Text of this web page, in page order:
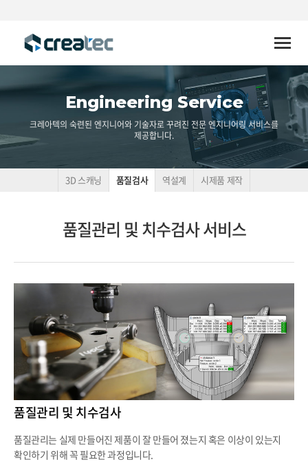
Toggle
Engineering Service
크레아텍의 숙련된 엔지니어와 기술자로 꾸려진 전문 엔지니어링 서비스를
제공합니다.
3D 스캐닝 품질검사 역설계 시제품 제작
품질관리 및 치수검사 서비스
품질관리 및 치수검사
품질관리는 실제 만들어진 제품이 잘 만들어 졌는지 혹은 이상이 있는지
확인하기 위해 꼭 필요한 과정입니다.